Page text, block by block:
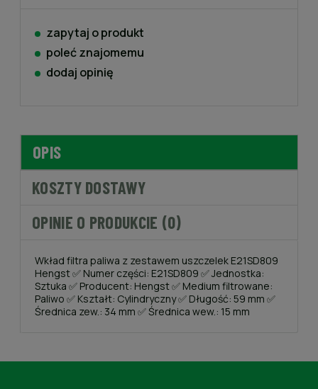
zapytaj o produkt
poleć znajomemu
dodaj opinię
OPIS
KOSZTY DOSTAWY
OPINIE O PRODUKCIE (0)
Wkład filtra paliwa z zestawem uszczelek E21SD809
Hengst ✅ Numer części: E21SD809 ✅ Jednostka:
Sztuka ✅ Producent: Hengst ✅ Medium filtrowane:
Paliwo ✅ Kształt: Cylindryczny ✅ Długość: 59 mm ✅
Średnica zew.: 34 mm ✅ Średnica wew.: 15 mm